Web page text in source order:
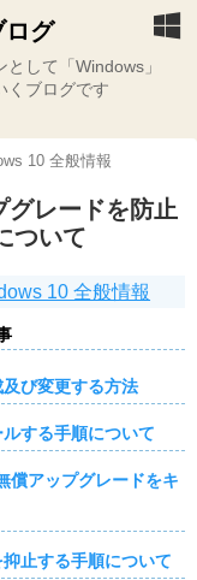
ログ
して「Windows」
くブログです
10 全般情報
グレードを防止
ついて
10 全般情報
び変更する方法
する手順について
償アップグレードをキ
止する手順について